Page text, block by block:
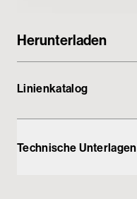
Herunterladen
Linienkatalog
Technische Unterlagen